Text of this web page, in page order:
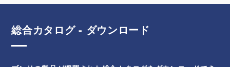
総合カタログ - ダウンロード